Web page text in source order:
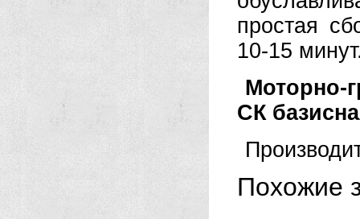
простая
10-15
Моторно-
СК
Похожие